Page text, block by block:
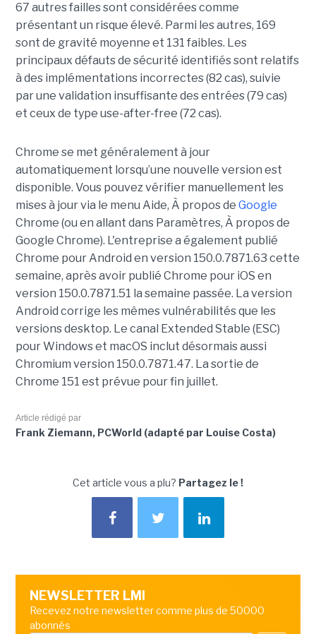
67 autres failles sont considérées comme
présentant un risque élevé. Parmi les autres, 169
sont de gravité moyenne et 131 faibles. Les
principaux défauts de sécurité identifiés sont relatifs
à des implémentations incorrectes (82 cas), suivie
par une validation insuffisante des entrées (79 cas)
et ceux de type use-after-free (72 cas).
Chrome se met généralement à jour
automatiquement lorsqu’une nouvelle version est
disponible. Vous pouvez vérifier manuellement les
mises à jour via le menu Aide, À propos de Google
Chrome (ou en allant dans Paramètres, À propos de
Google Chrome). L'entreprise a également publié
Chrome pour Android en version 150.0.7871.63 cette
semaine, après avoir publié Chrome pour iOS en
version 150.0.7871.51 la semaine passée. La version
Android corrige les mêmes vulnérabilités que les
versions desktop. Le canal Extended Stable (ESC)
pour Windows et macOS inclut désormais aussi
Chromium version 150.0.7871.47. La sortie de
Chrome 151 est prévue pour fin juillet.
Article rédigé par
Frank Ziemann, PCWorld (adapté par Louise Costa)
Cet article vous a plu? Partagez le !
NEWSLETTER LMI
Recevez notre newsletter comme plus de 50000
abonnés